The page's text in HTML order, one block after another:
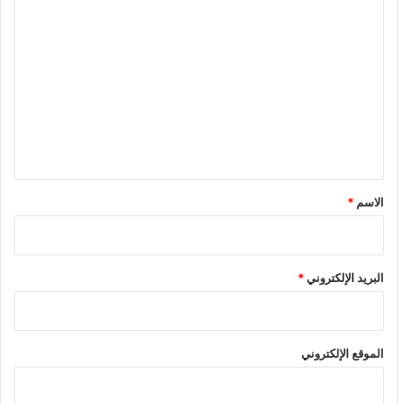
*
الاسم *
البريد الإلكتروني*
الموقع الإلكتروني